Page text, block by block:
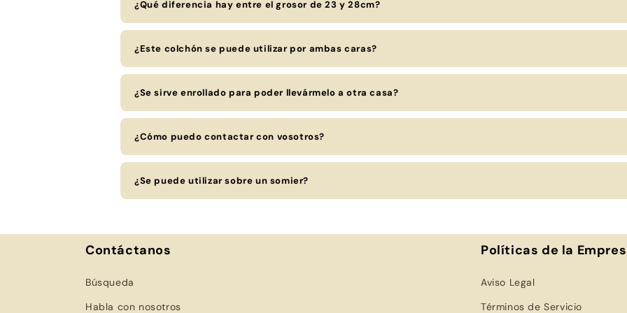
¿Qué diferencia hay entre el grosor de 23 y 28cm?
¿Este colchón se puede utilizar por ambas caras?
¿Se sirve enrollado para poder llevármelo a otra casa?
¿Cómo puedo contactar con vosotros?
¿Se puede utilizar sobre un somier?
Contáctanos
Búsqueda
Habla con nosotros
Políticas de la
Aviso Legal
Términos de Servicio